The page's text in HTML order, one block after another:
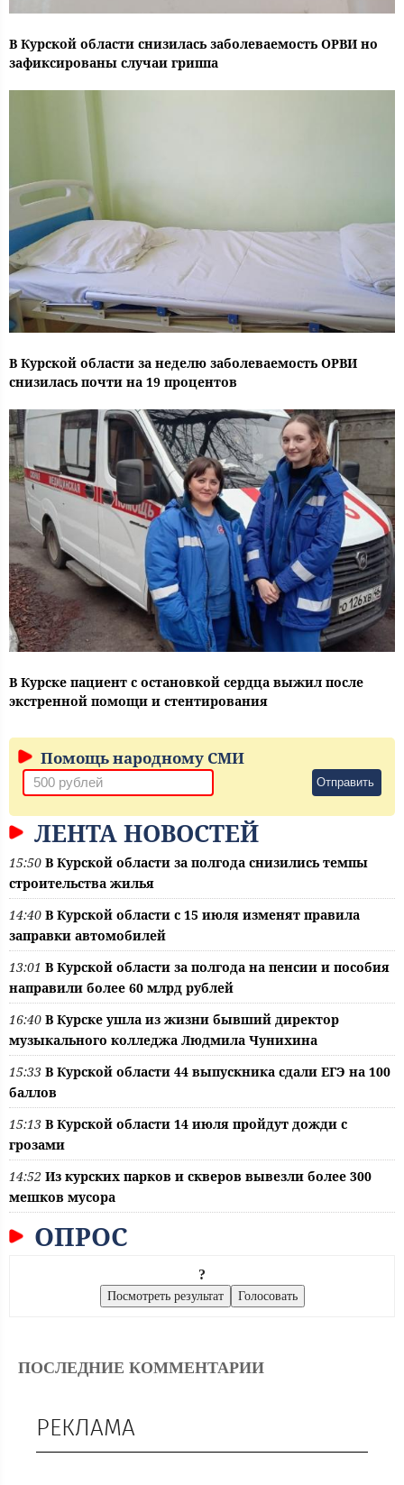
В Курской области снизилась заболеваемость ОРВИ но
зафиксированы случаи гриппа
В Курской области за неделю заболеваемость ОРВИ
снизилась почти на 19 процентов
В Курске пациент с остановкой сердца выжил после
экстренной помощи и стентирования
Помощь народному СМИ
Отправить
ЛЕНТА НОВОСТЕЙ
15:50 В Курской области за полгода снизились темпы
строительства жилья
14:40 В Курской области с 15 июля изменят правила
заправки автомобилей
13:01 В Курской области за полгода на пенсии и пособия
направили более 60 млрд рублей
16:40 В Курске ушла из жизни бывший директор
музыкального колледжа Людмила Чунихина
15:33 В Курской области 44 выпускника сдали ЕГЭ на 100
баллов
15:13 В Курской области 14 июля пройдут дожди с
грозами
14:52 Из курских парков и скверов вывезли более 300
мешков мусора
ОПРОС
?
ПОСЛЕДНИЕ КОММЕНТАРИИ
РЕКЛАМА